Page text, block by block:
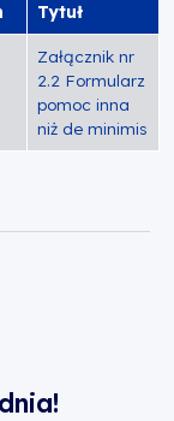
Tytuł
Załącznik nr
2.2 Formularz
pomoc inna
niż de minimis